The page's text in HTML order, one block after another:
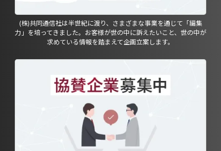
(株)共同通信社は半世紀に渡り、さまざまな事業を通じて「編集
力」を培ってきました。お客様が世の中に訴えたいこと、世の中が
求めている情報を踏まえて企画立案します。